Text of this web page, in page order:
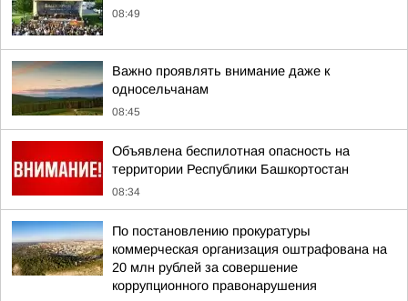
08:49
Важно проявлять внимание даже к
односельчанам
08:45
Объявлена беспилотная опасность на
территории Республики Башкортостан
08:34
По постановлению прокуратуры
коммерческая организация оштрафована на
20 млн рублей за совершение
коррупционного правонарушения